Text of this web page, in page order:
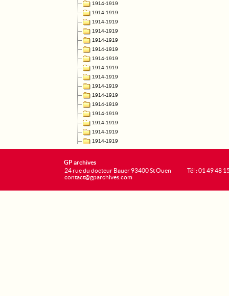
GP archives
24 rue du docteur Bauer 93400 St Ouen
contact@gparchives.com
Tél : 01 49 48